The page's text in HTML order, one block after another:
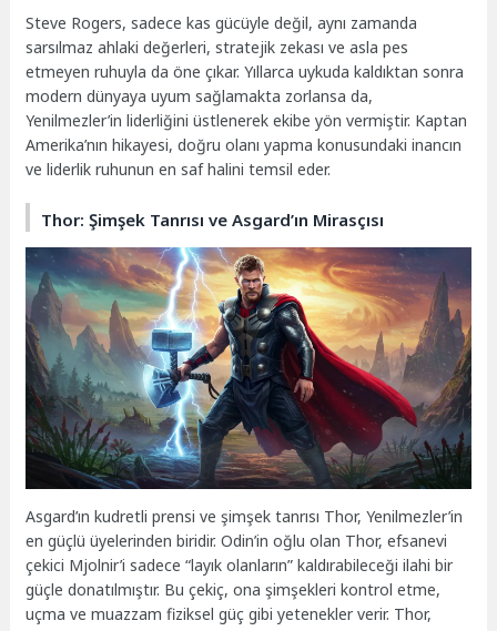
Steve Rogers, sadece kas gücüyle değil, aynı zamanda
sarsılmaz ahlaki değerleri, stratejik zekası ve asla pes
etmeyen ruhuyla da öne çıkar. Yıllarca uykuda kaldıktan sonra
modern dünyaya uyum sağlamakta zorlansa da,
Yenilmezler’in liderliğini üstlenerek ekibe yön vermiştir. Kaptan
Amerika’nın hikayesi, doğru olanı yapma konusundaki inancın
ve liderlik ruhunun en saf halini temsil eder.
Thor: Şimşek Tanrısı ve Asgard’ın Mirasçısı
Asgard’ın kudretli prensi ve şimşek tanrısı Thor, Yenilmezler’in
en güçlü üyelerinden biridir. Odin’in oğlu olan Thor, efsanevi
çekici Mjolnir’i sadece “layık olanların” kaldırabileceği ilahi bir
güçle donatılmıştır. Bu çekiç, ona şimşekleri kontrol etme,
uçma ve muazzam fiziksel güç gibi yetenekler verir. Thor,